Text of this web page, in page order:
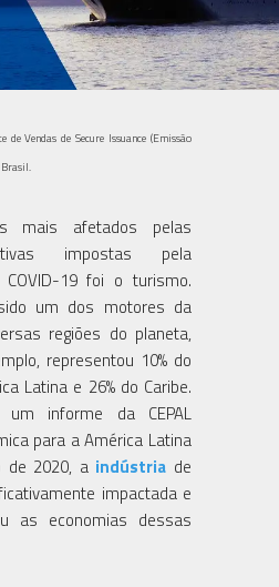
de Vendas de Secure Issuance (Emissão
Brasil.
mais afetados pelas
impostas pela
19 foi o turismo.
um dos motores da
regiões do planeta,
representou 10% do
Latina e 26% do Caribe.
informe da CEPAL
para a América Latina
de 2020, a indústria de
impactada e
as economias dessas